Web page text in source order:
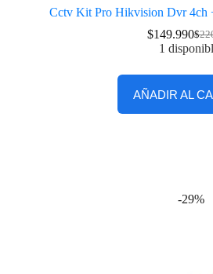
Cctv Kit Pro Hikvision Dvr 4ch
$
$149.990
1
AÑADIR AL
-29%